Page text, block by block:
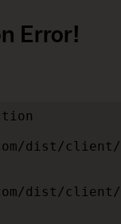
Error!
dist/
dist/